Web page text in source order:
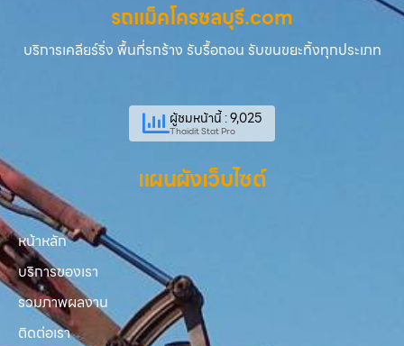
รถแม็คโครชลบุรี.com
บริการเคลียร์ริ่ง พื้นที่รกร้าง รับรื้อถอน รับขนขยะทิ้งทุกประเภท
ผู้ชมหน้านี้ : 9,025
Thaidit Stat Pro
แผนผังเว็บไซต์
หน้าหลัก
บริการของเรา
รวมภาพผลงาน
ติดต่อเรา